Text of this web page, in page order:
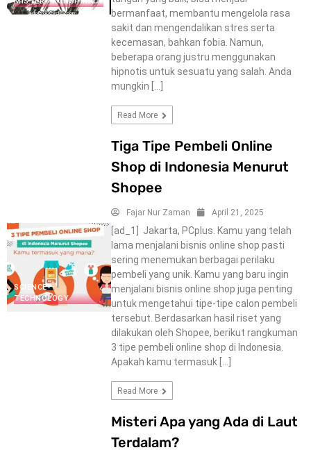
bermanfaat, membantu mengelola rasa
sakit dan mengendalikan stres serta
kecemasan, bahkan fobia. Namun,
beberapa orang justru menggunakan
hipnotis untuk sesuatu yang salah. Anda
mungkin […]
Read More
SCIENCE-
TECHNOLOGY
Tiga Tipe Pembeli Online
Shop di Indonesia Menurut
Shopee
Fajar Nur Zaman April 21, 2025
[ad_1] ​ Jakarta, PCplus. Kamu yang telah
lama menjalani bisnis ​online shop pasti
sering menemukan berbagai perilaku
pembeli yang unik. Kamu yang baru ingin
menjalani bisnis online shop juga penting
untuk mengetahui tipe-tipe calon pembeli
tersebut. Berdasarkan hasil riset yang
dilakukan oleh Shopee, berikut rangkuman
3 tipe pembeli online shop di Indonesia.
Apakah kamu termasuk […]
Read More
Misteri Apa yang Ada di Laut
Terdalam?